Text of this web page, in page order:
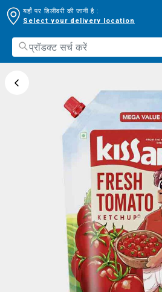
यहाँ पर डिलीवरी की जानी है :
Select your delivery location